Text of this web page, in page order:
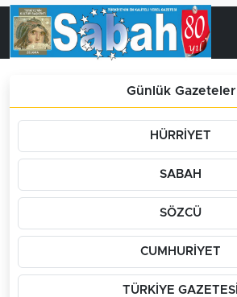
Günlük Gazeteler
HÜRRİYET
SABAH
SÖZCÜ
CUMHURİYET
TÜRKİYE GAZETESİ